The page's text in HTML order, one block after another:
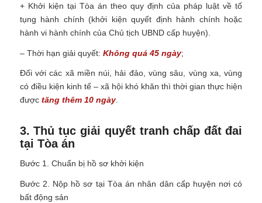
+ Khởi kiện tại Tòa án theo quy định của pháp luật về tố
tụng hành chính (khởi kiện quyết định hành chính hoặc
hành vi hành chính của Chủ tịch UBND cấp huyện).
– Thời hạn giải quyết: Không quá 45 ngày;
Đối với các xã miền núi, hải đảo, vùng sâu, vùng xa, vùng
có điều kiện kinh tế – xã hội khó khăn thì thời gian thực hiện
được tăng thêm 10 ngày.
3. Thủ tục giải quyết tranh chấp đất đai
tại Tòa án
Bước 1. Chuẩn bị hồ sơ khởi kiện
Bước 2. Nộp hồ sơ tại Tòa án nhân dân cấp huyện nơi có
bất động sản